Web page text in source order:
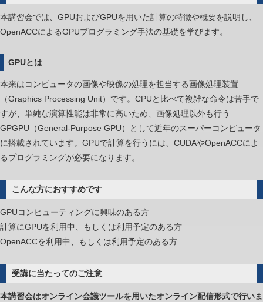
利
用
会
本講習会では、GPUおよびGPUを用いた計算の特徴や概要を説明し、
OpenACCによるGPUプログラミング手法の基礎を学びます。
GPUとは
本来はコンピュータの画像や映像の処理を担当する画像処理装置
（Graphics Processing Unit）です。CPUと比べて複雑な命令は苦手で
すが、単純な演算性能は非常に高いため、画像処理以外も行う
GPGPU（General-Purpose GPU）として近年のスーパーコンピュータ
に搭載されています。GPUで計算を行うには、CUDAやOpenACCによ
るプログラミングが必要になります。
こんな方におすすめです
GPUコンピューティングに興味のある方
計算にGPUを利用中、もしくは利用予定のある方
OpenACCを利用中、もしくは利用予定のある方
受講に当たってのご注意
本講習会はオンライン会議ツールを用いたオンライン配信形式で行いま